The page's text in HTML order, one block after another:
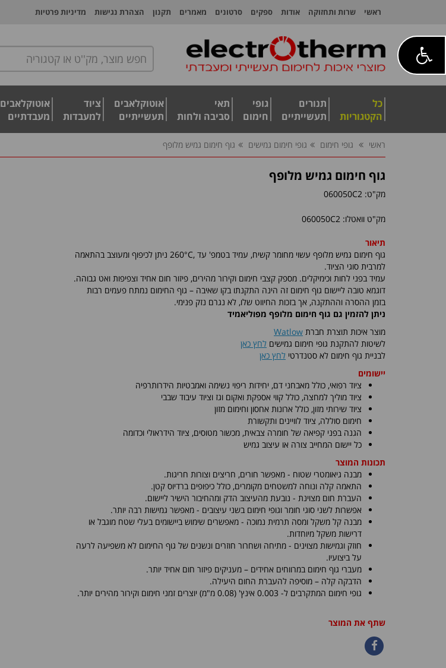
ראשי שרות ותחזוקה אודות ספקים סרטונים מאמרים תקנון הצהרת נגישות מדיניות פרטיות
כל
הקטגוריות
תנורים
תעשייתיים
גופי
חימום
תאי
סביבה ולחות
אוטוקלאבים
תעשייתיים
ציוד
למעבדות
אוטוקלאבים
מעבדתיים
ראשי גופי חימום גופי חימום גמישים גוף חימום גמיש מלופף
גוף חימום גמיש מלופף
מק"ט: 060050C2
מק"ט וואטלו: 060050C2
תיאור
גוף חימום גמיש מלופף עשוי מחומר קשיח, עמיד בטמפ' עד ,260°C ניתן לכיפוף ומעוצב בהתאמה
למרבית סוגי הציוד.
עמיד בפני לחות וכימיקלים. מספק קצבי חימום וקירור מהירים, פיזור חום אחיד וצפיפות ואט גבוהה.
דוגמא טובה ליישום גוף חימום זה הינה התקנתו בקו שאיבה – גוף החימום נמתח פעמים רבות
בזמן ההסרה וההתקנה, אך בזכות החיווט שלו, לא נגרם נזק פנימי.
ניתן להזמין גם גוף חימום מלופף מפוליאמיד
מוצר איכות תוצרת חברת Watlow
לשיטות להתקנת גופי חימום גמישים לחץ כאן
לבניית גוף חימום לא סטנדרטי לחץ כאן
יישומים
ציוד רפואי, כולל מאבחני דם, יחידות ריפוי נשימה ואמבטיות הידרותרפיה
ציוד מוליך למחצה, כולל קווי אספקת ואקום וגז וציוד עיבוד שבבי
ציוד שירותי מזון, כולל ארונות אחסון וחימום מזון
חימום סוללה, ציוד לוויינים ותקשורת
הגנה בפני קפיאה של חומרה צבאית, מכשור מטוסים, ציוד הידראולי וכדומה
כל יישום המחייב צורה או עיצוב גמיש
תכונות המוצר
מבנה גיאומטרי שטוח - מאפשר חורים, חריצים וצורות חריגות.
התאמה קלה ונוחה למשטחים מקומרים, כולל כיפופים ברדיוס קטן.
העברת חום מצוינת - נובעת מהעיצוב הדק ומהחיבור הישיר ליישום.
אפשרות לשני סוגי חומר וגופי חימום בשני עיצובים - מאפשר גמישות רבה יותר.
מבנה קל משקל ומסה תרמית נמוכה - מאפשרים שימוש ביישומים בעלי שטח מוגבל או
דרישות משקל מיוחדות.
חוזק וגמישות מצוינים - מתיחה ושחרור חוזרים ונשנים של גוף החימום לא משפיעה לרעה
על ביצועיו.
מעברי גוף חימום במרווחים אחידים – מעניקים פיזור חום אחיד יותר.
הדבקה קלה – מוסיפה להעברת החום היעילה.
גופי חימום המתקרבים ל- 0.003 אינץ' (0.08 מ"מ) יוצרים זמני חימום וקירור מהירים יותר.
שתף את המוצר